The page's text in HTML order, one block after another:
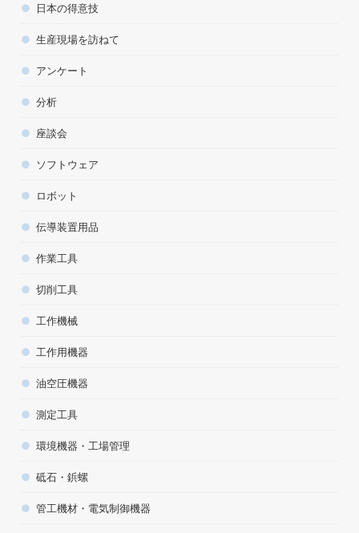
日本の得意技
生産現場を訪ねて
アンケート
分析
座談会
ソフトウェア
ロボット
伝導装置用品
作業工具
切削工具
工作機械
工作用機器
油空圧機器
測定工具
環境機器・工場管理
砥石・鋲螺
管工機材・電気制御機器